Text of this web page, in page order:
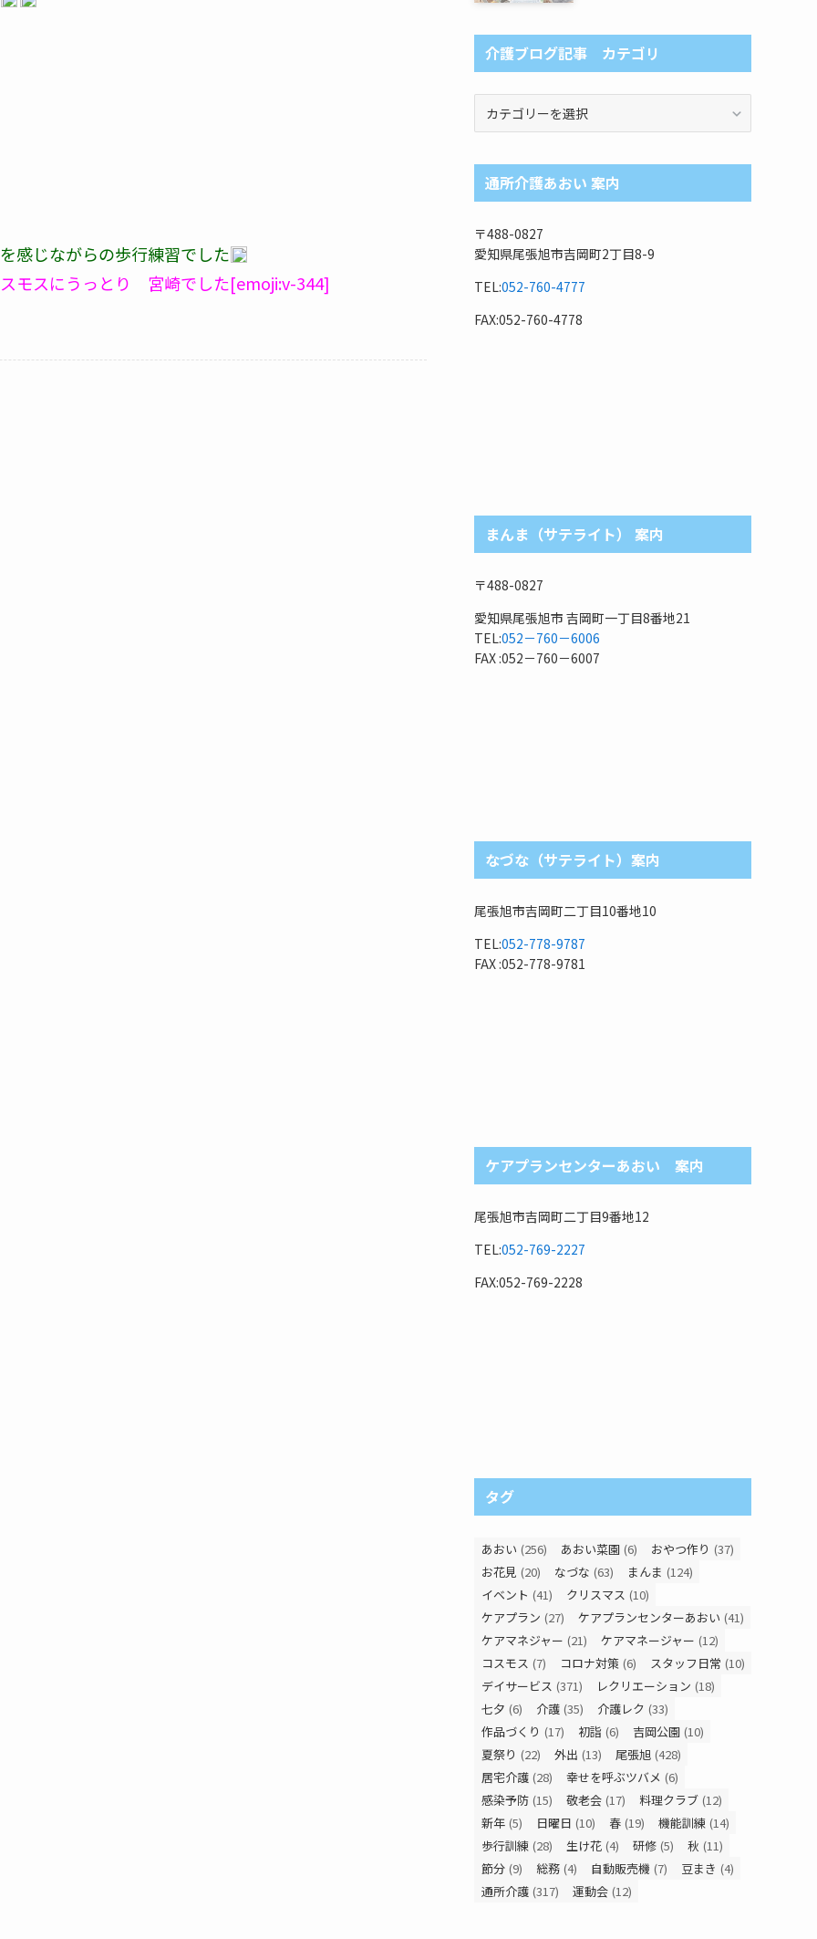
感じながらの歩行練習でした
スにうっとり 宮崎でした[emoji:v-344]
介護ブログ記事 カテゴリ
ロ
グ
記
カ
テ
ゴ
通所介護あおい 案内
〒488-0827
愛知県尾張旭市吉岡町2丁目8-9
TEL:052-760-4777
FAX:052-760-4778
まんま（サテライト） 案内
〒488-0827
愛知県尾張旭市 吉岡町一丁目8番地21
TEL:052－760－6006
FAX :052－760－6007
なづな（サテライト）案内
尾張旭市吉岡町二丁目10番地10
TEL:052-778-9787
FAX :052-778-9781
ケアプランセンターあおい 案内
尾張旭市吉岡町二丁目9番地12
TEL:052-769-2227
FAX:052-769-2228
タグ
あおい (256) あおい菜園 (6) おやつ作り (37)
お花見 (20) なづな (63) まんま (124)
イベント (41) クリスマス (10)
ケアプラン (27) ケアプランセンターあおい (41)
ケアマネジャー (21) ケアマネージャー (12)
コスモス (7) コロナ対策 (6) スタッフ日常 (10)
デイサービス (371) レクリエーション (18)
七夕 (6) 介護 (35) 介護レク (33)
作品づくり (17) 初詣 (6) 吉岡公園 (10)
夏祭り (22) 外出 (13) 尾張旭 (428)
居宅介護 (28) 幸せを呼ぶツバメ (6)
感染予防 (15) 敬老会 (17) 料理クラブ (12)
新年 (5) 日曜日 (10) 春 (19) 機能訓練 (14)
歩行訓練 (28) 生け花 (4) 研修 (5) 秋 (11)
節分 (9) 総務 (4) 自動販売機 (7) 豆まき (4)
通所介護 (317) 運動会 (12)